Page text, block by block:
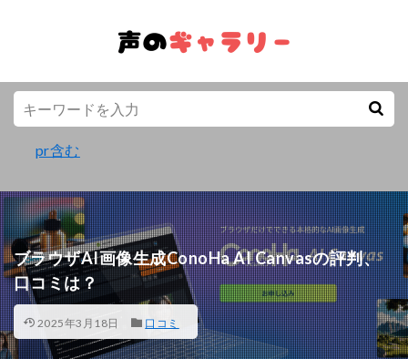
pr含む
ブラウザAI画像生成ConoHa AI Canvasの評判、
口コミは？
2025年3月18日 口コミ